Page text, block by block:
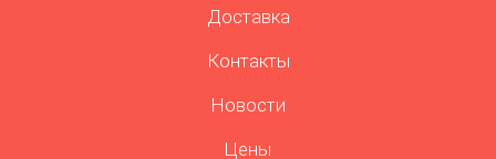
Доставка
Контакты
Новости
Цены